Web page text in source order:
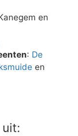
en
: De
en